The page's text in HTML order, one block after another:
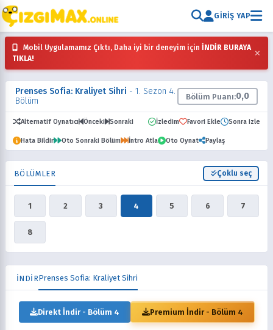
GIRIŞ YAP
Mobil Uygulamamız Çıktı, Daha iyi bir deneyim için İNDİR BURAYA
TIKLA!
×
Prenses Sofia: Kraliyet Sihri - 1. Sezon 4.
Bölüm
Bölüm Puanı:0,0
Alternatif Oynatıcı Önceki Sonraki İzledim Favori Ekle Sonra izle
Hata Bildir Oto Sonraki Bölüm İntro Atla Oto Oynat Paylaş
BÖLÜMLER Çoklu seç
1 2 3 4 5 6 7
8
İNDİRPrenses Sofia: Kraliyet Sihri
Direkt İndir - Bölüm 4 Premium İndir - Bölüm 4